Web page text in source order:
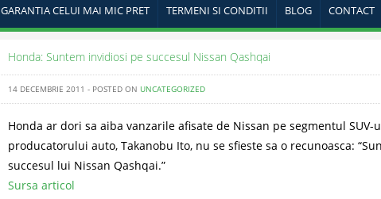
GARANTIA CELUI MAI MIC PRET TERMENI SI CONDITII BLOG CONTACT
Honda: Suntem invidiosi pe succesul Nissan Qashqai
14 DECEMBRIE 2011 - POSTED ON UNCATEGORIZED
Honda ar dori sa aiba vanzarile afisate de Nissan pe segmentul SUV-
producatorului auto, Takanobu Ito, nu se sfieste sa o recunoasca:
succesul lui Nissan Qashqai.”
Sursa articol